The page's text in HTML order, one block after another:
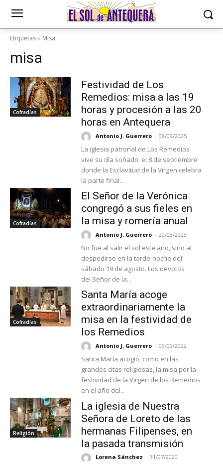
Etiquetas Misa
misa
Cofradías
Festividad de Los
Remedios: misa a las 19
horas y procesión a las 20
horas en Antequera
Antonio J. Guerrero - 08/09/2025
La iglesia patronal de Los Remedios
vive su día soñado: el 8 de septiembre
donde la Esclavitud de la Virgen celebra
la parte final...
Cofradías
El Señor de la Verónica
congregó a sus fieles en
la misa y romería anual
Antonio J. Guerrero - 20/08/2023
No fue al salir el sol este año, sino al
despedirse en la tarde-noche del
sábado 19 de agosto. Los devotos
del Señor de la...
Cofradías
Santa María acoge
extraordinariamente la
misa en la festividad de
los Remedios
Antonio J. Guerrero - 09/09/2022
Santa María acogió, como en las
grandes citas religiosas, la misa por la
festividad de la Virgen de los Remedios
en el año del...
Religión
La iglesia de Nuestra
Señora de Loreto de las
hermanas Filipenses, en
la pasada transmisión
Lorena Sánchez - 31/07/2020